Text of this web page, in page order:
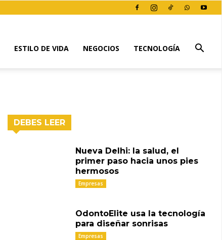
ESTILO DE VIDA NEGOCIOS TECNOLOGÍA
DEBES LEER
Nueva Delhi: la salud, el
primer paso hacia unos pies
hermosos
Empresas
OdontoElite usa la tecnología
para diseñar sonrisas
Empresas